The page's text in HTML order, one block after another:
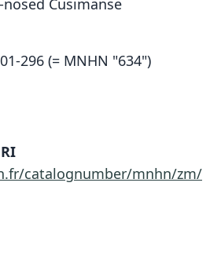
nosed Cusimanse
296 (= MNHN "634")
catalognumber/mnhn/zm/